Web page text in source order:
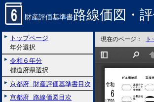
財産評価基準書路線価図・
トップページ
年分選択
令和６年分
都道府県選択
京都府 財産評価基準書目次
京都府 路線価図目次
現在のページ：